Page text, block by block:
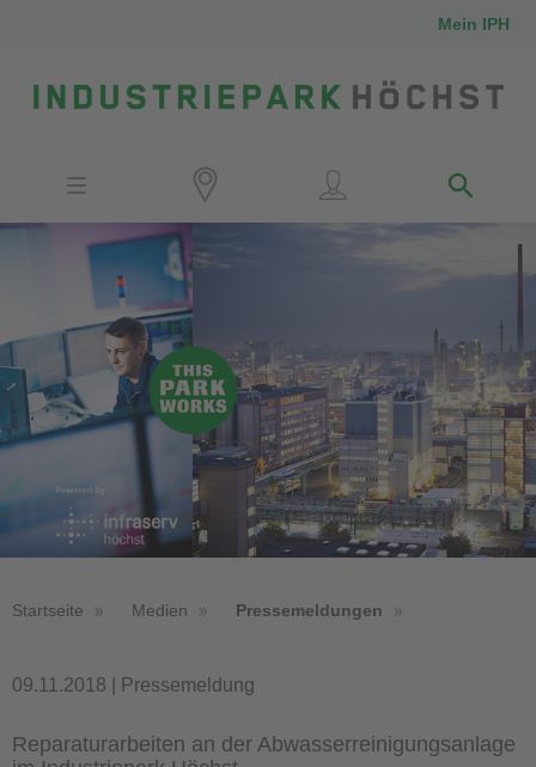
Mein IPH
IPH-Mitarbeiter
Kontakt
Anfahrt
Startseite Medien Pressemeldungen
09.11.2018 | Pressemeldung
Reparaturarbeiten an der Abwasserreinigungsanlage